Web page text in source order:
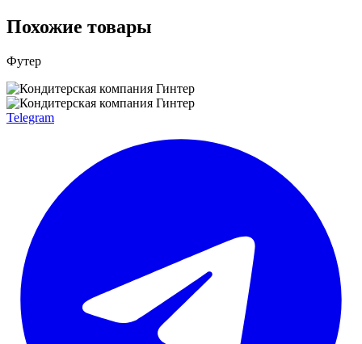
Похожие товары
Футер
Telegram